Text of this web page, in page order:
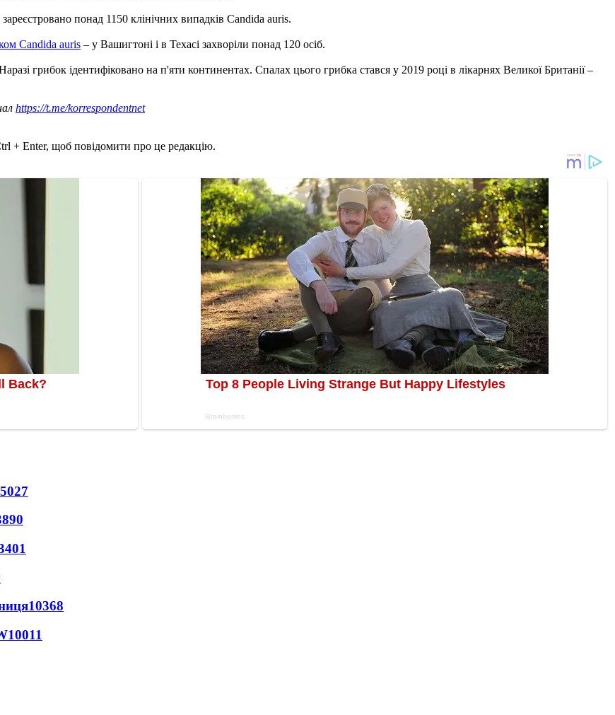
понад 1150 клінічних випадків Candida auris.
Candida auris – у Вашигтоні і в Техасі захворіли понад 120 осіб.
грибок ідентифіковано на п'яти континентах. Спалах цього грибка стався у 2019 році в лікарнях Великої Британії –
https://t.me/korrespondentnet
+ Enter, щоб повідомити про це редакцію.
10368
10011